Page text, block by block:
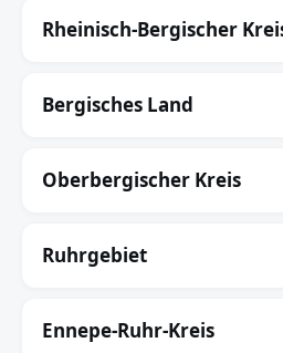
Rheinisch-Bergischer
Bergisches Land
Oberbergischer Kreis
Ruhrgebiet
Ennepe-Ruhr-Kreis